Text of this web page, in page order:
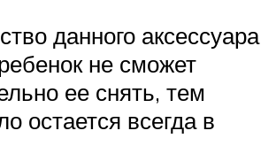
данного аксессуара
не сможет
ее снять, тем
остается всегда в